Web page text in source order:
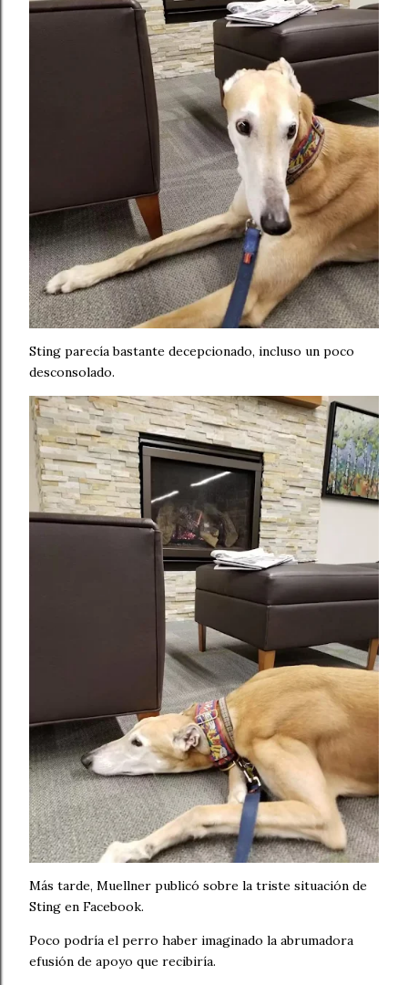
Sting parecía bastante decepcionado, incluso un poco
desconsolado.
Más tarde, Muellner publicó sobre la triste situación de
Sting en Facebook.
Poco podría el perro haber imaginado la abrumadora
efusión de apoyo que recibiría.